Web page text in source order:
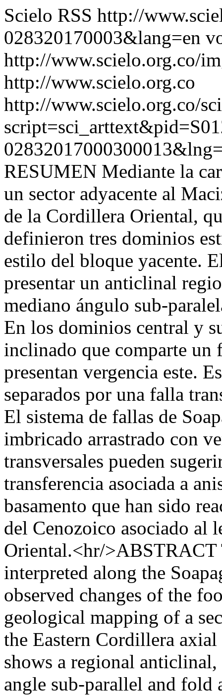
Scielo RSS http://
028320170003&lang=en
http://www.scielo.org.co/
http://www.scielo.org.co
http://www.scielo.org.co/
RESUMEN Mediante la
un sector adyacente al
de la Cordillera Oriental,
definieron tres dominios
estilo del bloque yacente.
presentar un anticlinal
mediano ángulo sub-
En los dominios central y
inclinado que comparte
presentan vergencia este.
separados por una falla
El sistema de fallas de
imbricado arrastrado con
transversales pueden
transferencia asociada a
basamento que han sido
del Cenozoico asociado al
Oriental.<hr/>ABSTRACT
interpreted along the
observed changes of the
geological mapping of a
the Eastern Cordillera
shows a regional
angle sub-parallel and fold